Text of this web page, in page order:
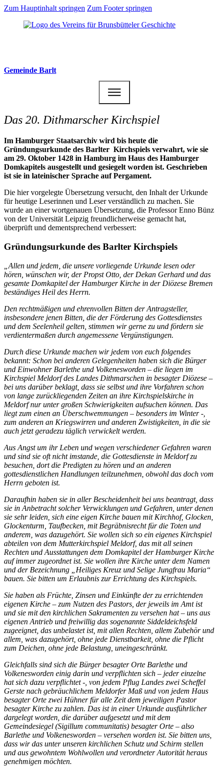
Zum Hauptinhalt springen Zum Footer springen
Gemeinde Barlt
Das 20. Dithmarscher Kirchspiel
Im Hamburger Staatsarchiv wird bis heute die
Gründungsurkunde des Barlter Kirchspiels verwahrt, wie sie
am 29. Oktober 1428 in Hamburg im Haus des Hamburger
Domkapitels ausgestellt und gesiegelt worden ist. Geschrieben
ist sie in lateinischer Sprache auf Pergament.
Die hier vorgelegte Übersetzung versucht, den Inhalt der Urkunde
für heutige Leserinnen und Leser verständlich zu machen. Sie
wurde an einer wortgenauen Übersetzung, die Professor Enno Bünz
von der Universität Leipzig freundlicherweise gemacht hat,
überprüft und dementsprechend verbessert:
Gründungsurkunde des Barlter Kirchspiels
„Allen und jedem, die unsere vorliegende Urkunde lesen oder
hören, wünschen wir, der Propst Otto, der Dekan Gerhard und das
gesamte Domkapitel der Hamburger Kirche in der Diözese Bremen
beständiges Heil des Herrn.
Den rechtmäßigen und ehrenvollen Bitten der Antragsteller,
insbesondere jenen Bitten, die der Förderung des Gottesdienstes
und dem Seelenheil gelten, stimmen wir gerne zu und fördern sie
verdientermaßen durch angemessene Vergünstigungen.
Durch diese Urkunde machen wir jedem von euch folgendes
bekannt: Schon bei anderen Gelegenheiten haben sich die Bürger
und Einwohner Barlethe und Volkenesworden – die liegen im
Kirchspiel Meldorf des Landes Dithmarschen in besagter Diözese –
bei uns darüber beklagt, dass sie selbst und ihre Vorfahren schon
von lange zurückliegenden Zeiten an ihre Kirchspielskirche in
Meldorf nur unter großen Schwierigkeiten aufsuchen können. Das
liegt zum einen an Überschwemmungen – besonders im Winter -,
zum anderen an Kriegswirren und anderen Zwistigkeiten, in die sie
auch jetzt geradezu täglich verwickelt werden.
Aus Angst um ihr Leben und wegen verschiedener Gefahren waren
und sind sie oft nicht imstande, die Gottesdienste in Meldorf zu
besuchen, dort die Predigten zu hören und an anderen
gottesdienstlichen Handlungen teilzunehmen, obwohl das doch vom
Herrn geboten ist.
Daraufhin haben sie in aller Bescheidenheit bei uns beantragt, dass
sie in Anbetracht solcher Verwicklungen und Gefahren, unter denen
sie sehr leiden, sich eine eigen Kirche bauen mit Kirchhof, Glocken,
Glockenturm, Taufbecken, mit Begräbnisrecht für die Toten und
anderem, was dazugehört. Sie wollen sich so ein eigenes Kirchspiel
abteilen von dem Mutterkirchspiel Meldorf, das mit all seinen
Rechten und Ausstattungen dem Domkapitel der Hamburger Kirche
auf immer zugeordnet ist. Sie wollen ihre Kirche unter dem Namen
und der Bezeichnung „Heiliges Kreuz und Selige Jungfrau Maria“
bauen. Sie bitten um Erlaubnis zur Errichtung des Kirchspiels.
Sie haben als Früchte, Zinsen und Einkünfte der zu errichtenden
eigenen Kirche – zum Nutzen des Pastors, der jeweils im Amt ist
und sie mit den kirchlichen Sakramenten zu versehen hat – uns aus
eigenen Antrieb und freiwillig das sogenannte Siddeldeichsfeld
zugeeignet, das unbelastet ist, mit allen Rechten, allem Zubehör und
allem, was dazugehört, ohne jede Dienstbarkeit, ohne die Pflicht
zum Deichen, ohne jede Belastung, uneingeschränkt.
Gleichfalls sind sich die Bürger besagter Orte Barlethe und
Volkenesworden einig darin und verpflichten sich – jeder einzelne
hat sich dazu verpflichtet -, von jedem Pflug Landes zwei Scheffel
Gerste nach gebräuchlichem Meldorfer Maß und von jedem Haus
besagter Orte zwei Hühner für alle Zeit dem jeweiligen Pastor
besagter Kirche zu zahlen. Das ist in einer Urkunde ausführlicher
dargelegt worden, die darüber aufgesetzt und mit dem
Gemeindesiegel (Sigillum communitatis) besagter Orte – also
Barlethe und Volkenesworden – versehen worden ist. Sie bitten uns,
dass wir das unter unseren kirchlichen Schutz und Schirm stellen
und aus gewohntem Wohlwollen und verordneter Autorität heraus
genehmigen möchten.